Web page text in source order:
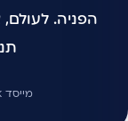
הפניה.
מייסד Topeak · מומחה קידום ובניית אתרים